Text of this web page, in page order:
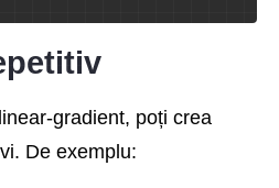
gradient, poți crea
De exemplu: